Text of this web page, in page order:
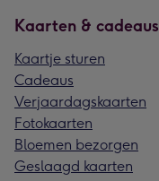
Kaarten & cadeaus
Kaartje sturen
Cadeaus
Verjaardagskaarten
Fotokaarten
Bloemen bezorgen
Geslaagd kaarten